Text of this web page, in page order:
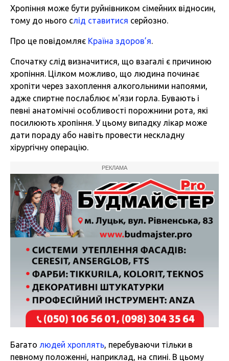
Хропіння може бути руйнівником сімейних відносин,
тому до нього слід ставитися серйозно.
Про це повідомляє Країна здоров’я.
Спочатку слід визначитися, що взагалі є причиною
хропіння. Цілком можливо, що людина починає
хропіти через захоплення алкогольними напоями,
адже спиртне послаблює м'язи горла. Бувають і
певні анатомічні особливості порожнини рота, які
посилюють хропіння. У цьому випадку лікар може
дати пораду або навіть провести нескладну
хірургічну операцію.
РЕКЛАМА
Багато людей хроплять, перебуваючи тільки в
певному положенні, наприклад, на спині. В цьому